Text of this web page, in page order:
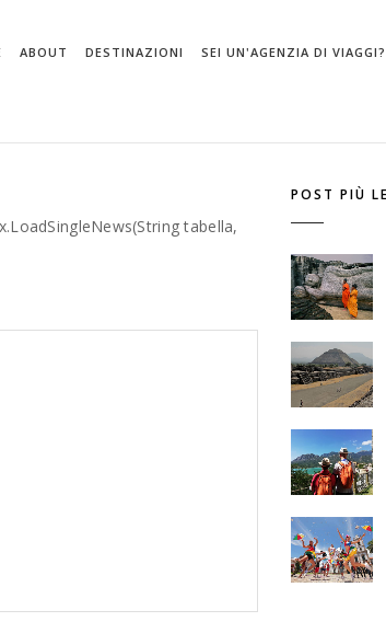
ABOUT DESTINAZIONI SEI UN'AGENZIA DI VIAGGI?
tabella,
POST PIÙ